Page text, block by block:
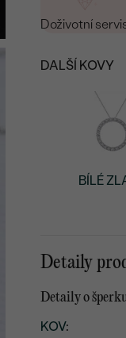
Doživotní
DALŠÍ KOVY
BÍLÉ
Detaily
Detaily o
KOV: